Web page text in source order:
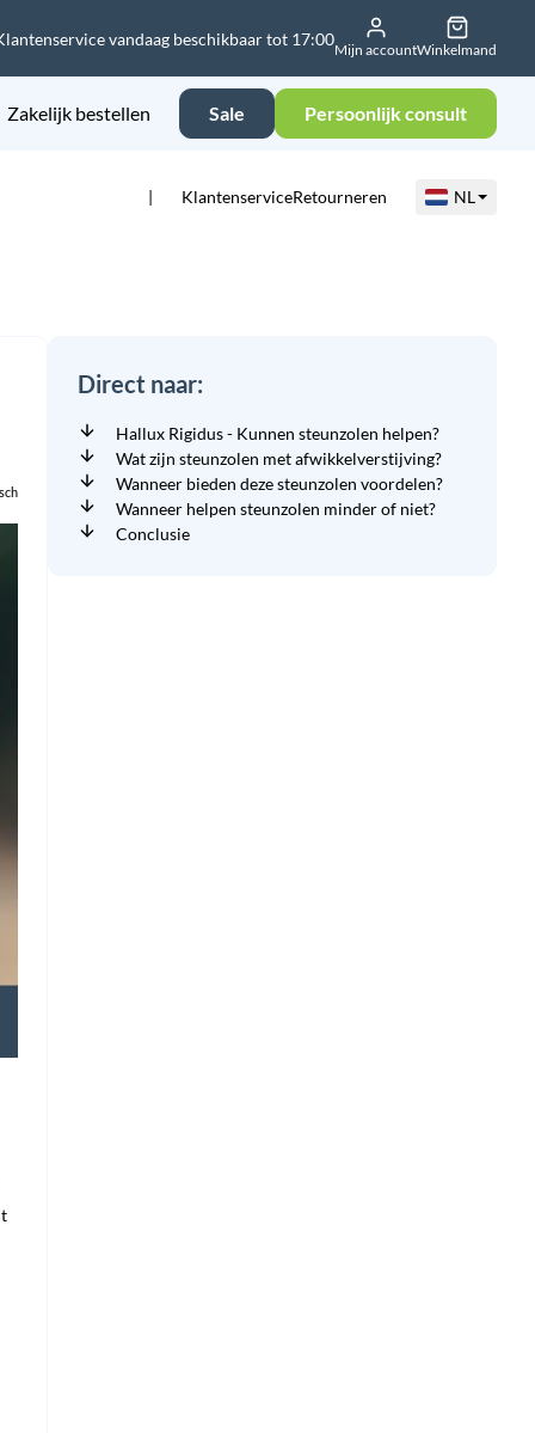
vandaag beschikbaar tot 17:00
Mijn accountWinkelmand
Zakelijk bestellen Sale Persoonlijk consult
KlantenserviceRetourneren NL
Direct naar:
Hallux Rigidus - Kunnen steunzolen helpen?
Wat zijn steunzolen met afwikkelverstijving?
Wanneer bieden deze steunzolen voordelen?
Wanneer helpen steunzolen minder of niet?
Conclusie